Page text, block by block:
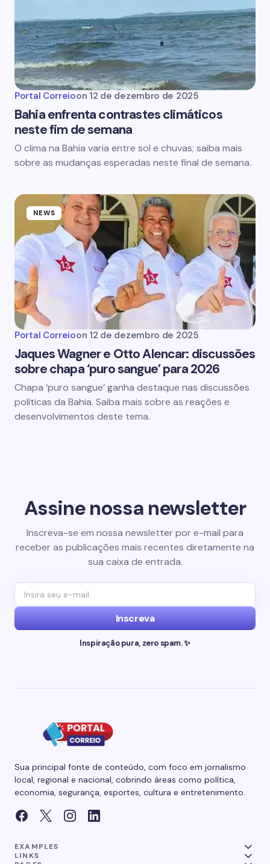
Portal Correioon 12 de dezembro de 2025
Bahia enfrenta contrastes climáticos
neste fim de semana
O clima na Bahia varia entre sol e chuvas; saiba mais
sobre as mudanças esperadas neste final de semana.
NEWS
Portal Correioon 12 de dezembro de 2025
Jaques Wagner e Otto Alencar: discussões
sobre chapa ‘puro sangue’ para 2026
Chapa ‘puro sangue’ ganha destaque nas discussões
políticas da Bahia. Saiba mais sobre as reações e
desenvolvimentos deste tema.
Assine nossa newsletter
Inscreva-se em nossa newsletter por e-mail para
receber as publicações mais recentes diretamente na
sua caixa de entrada.
Inscreva
Inspiração pura, zero spam. ✨
Sua principal fonte de conteúdo, com foco em jornalismo
local, regional e nacional, cobrindo áreas como política,
economia, segurança, esportes, cultura e entretenimento.
EXAMPLES
LINKS